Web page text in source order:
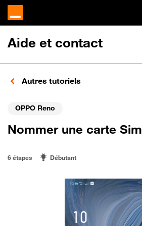
Aide et contact
Autres tutoriels
OPPO Reno
Nommer une carte Sim
6 étapes Débutant